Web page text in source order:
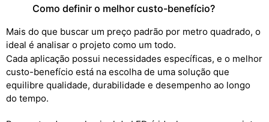
Como definir o melhor custo-benefício?
Mais do que buscar um preço padrão por metro quadrado, o
ideal é analisar o projeto como um todo.
Cada aplicação possui necessidades específicas, e o melhor
custo-benefício está na escolha de uma solução que
equilibre qualidade, durabilidade e desempenho ao longo
do tempo.